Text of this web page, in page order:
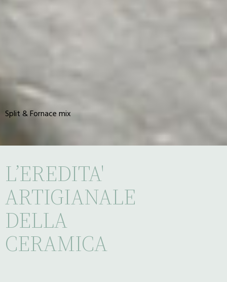
Split & Fornace mix
L’EREDITA'
ARTIGIANALE
DELLA
CERAMICA